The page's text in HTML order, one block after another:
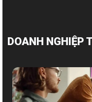
DOANH NGHIỆP